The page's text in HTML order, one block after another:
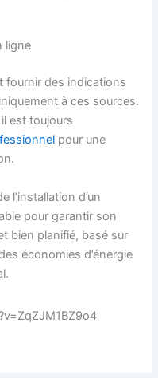
ligne
fournir des indications
à ces sources.
est toujours
pour une
l’installation d’un
pour garantir son
bien planifié, basé sur
économies d’énergie